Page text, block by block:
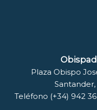
Plaza Obispo
Teléfono (+34) 942